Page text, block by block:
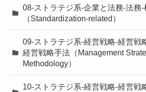
08-ストラテジ系-企業と法務-法務
（Standardization-related）
09-ストラテジ系-経営戦略-経営戦
経営戦略手法（Management
Methodology）
10-ストラテジ系-経営戦略-経営戦